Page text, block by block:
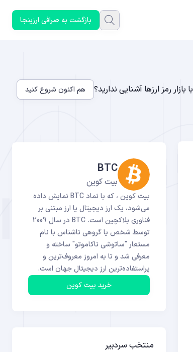
بازگشت به صرافی ارزینجا
با بازار رمز ارزها آشنایی ندارید؟ هم اکنون شروع کنید
BTC
بیت کوین
بیت کوین ، که با نماد BTC نمایش داده
می‌شود، یک ارز دیجیتال یا ارز مبتنی بر
فناوری بلاکچین است. BTC در سال 2009
توسط شخص یا گروهی ناشناس با نام
مستعار "ساتوشی ناکاموتو" ساخته و
معرفی شد و تا به امروز معروف‌ترین و
پراستفاده‌ترین ارز دیجیتال جهان است.
خرید بیت کوین
منتخب سردبیر